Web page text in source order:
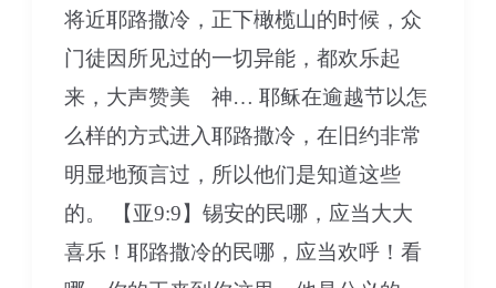
将近耶路撒冷，正下橄榄山的时候，众
门徒因所见过的一切异能，都欢乐起
来，大声赞美 神… 耶稣在逾越节以怎
么样的方式进入耶路撒冷，在旧约非常
明显地预言过，所以他们是知道这些
的。 【亚9:9】锡安的民哪，应当大大
喜乐！耶路撒冷的民哪，应当欢呼！看